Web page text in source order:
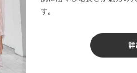
す。
詳
UTILITY
すシティーユーティリティース